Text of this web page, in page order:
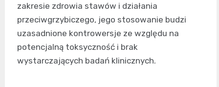
zakresie zdrowia stawów i działania
przeciwgrzybiczego, jego stosowanie budzi
uzasadnione kontrowersje ze względu na
potencjalną toksyczność i brak
wystarczających badań klinicznych.